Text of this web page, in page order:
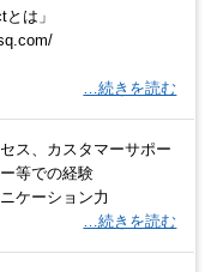
は」
…続きを読む
ス、カスタマーサポー
等での経験
ケーション力
…続きを読む